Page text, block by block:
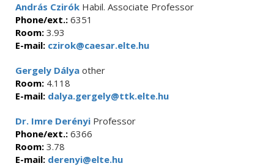
András Czirók Habil. Associate Professor
Phone/ext.: 6351
Room: 3.93
E-mail: czirok@caesar.elte.hu
Gergely Dálya other
Room: 4.118
E-mail: dalya.gergely@ttk.elte.hu
Dr. Imre Derényi Professor
Phone/ext.: 6366
Room: 3.78
E-mail: derenyi@elte.hu